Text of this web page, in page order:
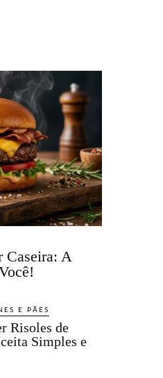
Caseira: A
E PÃES
Risoles de
Simples e